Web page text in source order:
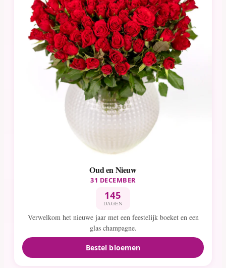
Oud en Nieuw
31 DECEMBER
145
DAGEN
Verwelkom het nieuwe jaar met een feestelijk boeket en een
glas champagne.
Bestel bloemen